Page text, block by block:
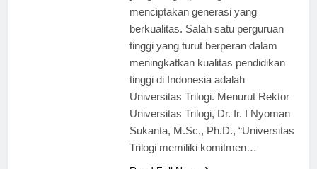
yang sangat penting untuk
menciptakan generasi yang
berkualitas. Salah satu perguruan
tinggi yang turut berperan dalam
meningkatkan kualitas pendidikan
tinggi di Indonesia adalah
Universitas Trilogi. Menurut Rektor
Universitas Trilogi, Dr. Ir. I Nyoman
Sukanta, M.Sc., Ph.D., “Universitas